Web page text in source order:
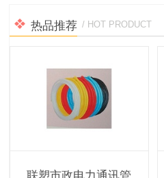
热品推荐 / HOT PRODUCT